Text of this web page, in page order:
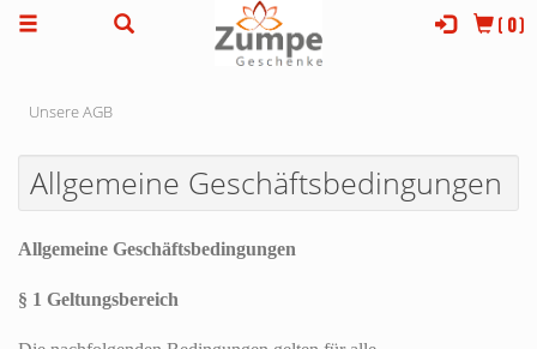
( 0)
Unsere AGB
Allgemeine Geschäftsbedingungen
Allgemeine Geschäftsbedingungen
§ 1 Geltungsbereich